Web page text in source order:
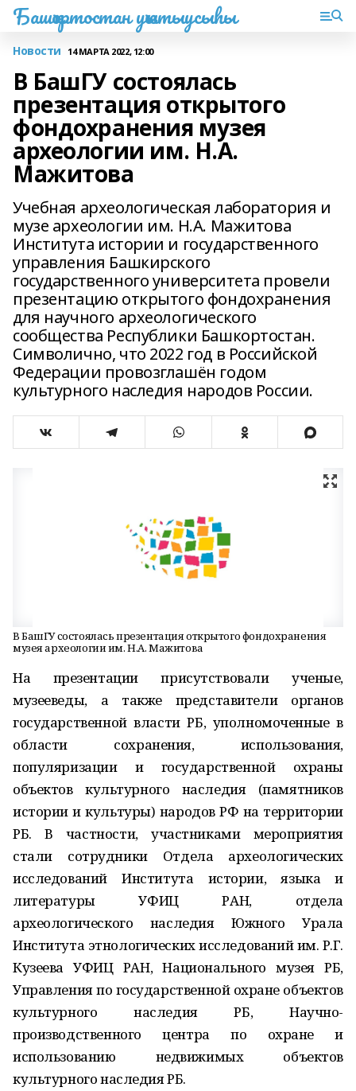
Башҡортостан уҡытыусыһы
Новости 14 МАРТА 2022, 12:00
В БашГУ состоялась
презентация открытого
фондохранения ​музея
археологии им. Н.А.
Мажитова ​
Учебная археологическая лаборатория и
музе археологии им. Н.А. Мажитова
Института истории и государственного
управления Башкирского
государственного университета провели
презентацию открытого фондохранения
для научного археологического
сообщества Республики Башкортостан.
Символично, что 2022 год в Российской
Федерации провозглашён годом
культурного наследия народов России.
В БашГУ состоялась презентация открытого фондохранения ​
музея археологии им. Н.А. Мажитова ​
На презентации присутствовали ученые,
музееведы, а также представители органов
государственной власти РБ, уполномоченные в
области сохранения, использования,
популяризации и государственной охраны
объектов культурного наследия (памятников
истории и культуры) народов РФ на территории
РБ. В частности, участниками мероприятия
стали сотрудники Отдела археологических
исследований Института истории, языка и
литературы УФИЦ РАН, отдела
археологического наследия Южного Урала
Института этнологических исследований им. Р.Г.
Кузеева УФИЦ РАН, Национального музея РБ,
Управления по государственной охране объектов
культурного наследия РБ, Научно-
производственного центра по охране и
использованию недвижимых объектов
культурного наследия РБ.